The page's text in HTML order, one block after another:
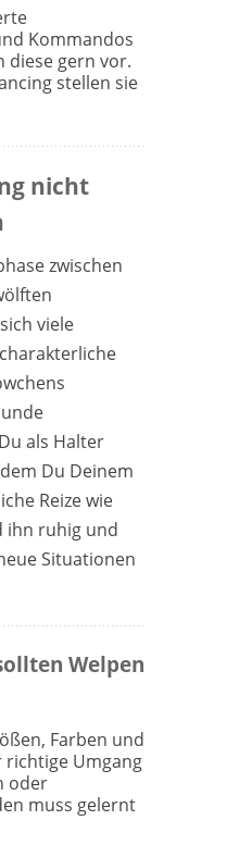
Kommandos
diese gern vor.
stellen sie
nicht
zwischen
viele
als Halter
Du Deinem
Reize wie
ihn ruhig und
Situationen
Welpen
Farben und
richtige Umgang
oder
muss gelernt